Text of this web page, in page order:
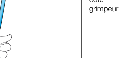
des exemples de techniques
Il peut en exister d’autres
pas ici.